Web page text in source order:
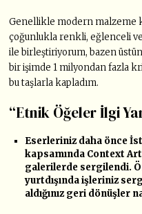
Genellikle modern malzeme
çoğunlukla renkli, eğlenceli
ile birleştiriyorum, bazen
bir işimde 1 milyondan fazla
bu taşlarla kapladım.
“Etnik Öğeler İlgi
Eserleriniz daha önce
kapsamında Context
galerilerde sergilendi.
yurtdışında işleriniz
aldığınız geri dönüşler